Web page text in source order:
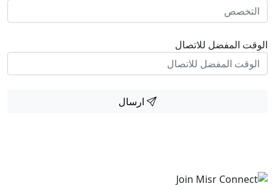
الوقت المفضل للاتصال
ارسال